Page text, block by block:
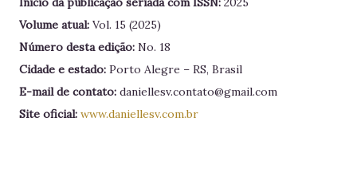
Volume atual: Vol. 15 (2025)
Número desta edição: No. 18
Cidade e estado: Porto Alegre – RS, Brasil
E-mail de contato: daniellesv.contato@gmail.com
Site oficial: www.daniellesv.com.br